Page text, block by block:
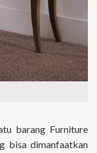
barang Furniture
bisa dimanfaatkan